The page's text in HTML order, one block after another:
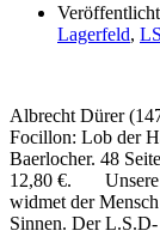
Lagerfeld,
Albrecht Dürer
Focillon: Lob der
Baerlocher. 48
12,80 €. Unsere
widmet der
Sinnen. Der